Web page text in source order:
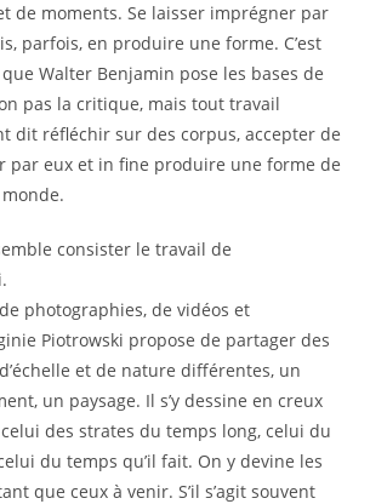
de moments. Se laisser imprégner par
parfois, en produire une forme. C’est
Walter Benjamin pose les bases de
pas la critique, mais tout travail
dit réfléchir sur des corpus, accepter de
par eux et in fine produire une forme de
consister le travail de
photographies, de vidéos et
Piotrowski propose de partager des
et de nature différentes, un
un paysage. Il s’y dessine en creux
des strates du temps long, celui du
du temps qu’il fait. On y devine les
que ceux à venir. S’il s’agit souvent